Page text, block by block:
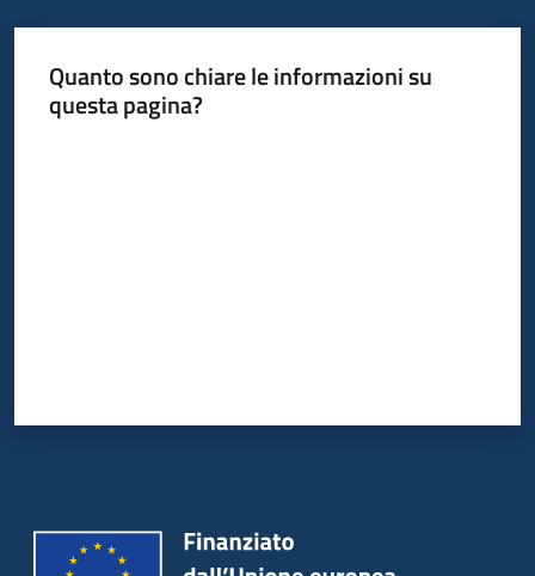
Fondo
Quanto sono chiare le informazioni su
questa pagina?